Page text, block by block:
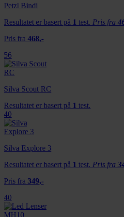
annonsering og analysearbeid,
med annen informasjon du har
tjenestene deres.
Petzl Bindi
Resultatet er basert på 1 test. Pris fra
Pris fra 468,-
56
Silva Scout RC
Resultatet er basert på 1 test.
40
Silva Explore 3
Resultatet er basert på 1 test. Pris fra
Pris fra 349,-
40